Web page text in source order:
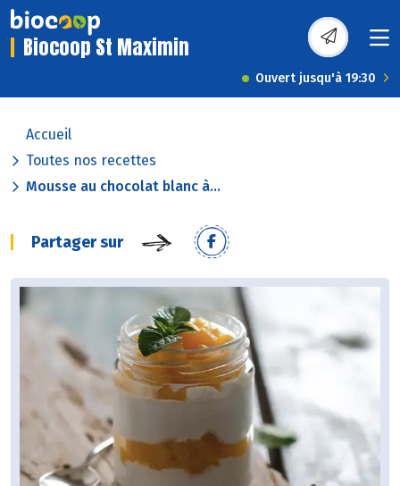
Biocoop St Maximin
Ouvert jusqu'à 19:30
Accueil
Toutes nos recettes
Mousse au chocolat blanc à...
Partager sur